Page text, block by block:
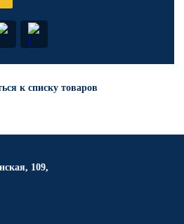
к списку товаров
109,